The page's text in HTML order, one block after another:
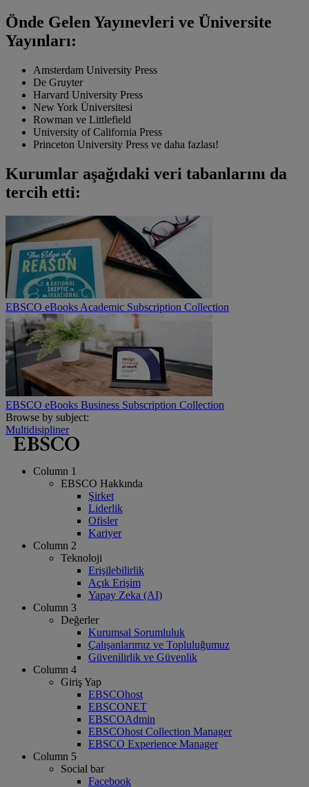
Önde Gelen Yayınevleri ve Üniversite
Yayınları:
Amsterdam University Press
De Gruyter
Harvard University Press
New York Üniversitesi
Rowman ve Littlefield
University of California Press
Princeton University Press ve daha fazlası!
Kurumlar aşağıdaki veri tabanlarını da
tercih etti:
EBSCO eBooks Academic Subscription Collection
EBSCO eBooks Business Subscription Collection
Browse by subject:
Multidisipliner
Column 1
EBSCO Hakkında
Şirket
Liderlik
Ofisler
Kariyer
Column 2
Teknoloji
Erişilebilirlik
Açık Erişim
Yapay Zeka (AI)
Column 3
Değerler
Kurumsal Sorumluluk
Çalışanlarımız ve Topluluğumuz
Güvenilirlik ve Güvenlik
Column 4
Giriş Yap
EBSCOhost
EBSCONET
EBSCOAdmin
EBSCOhost Collection Manager
EBSCO Experience Manager
Column 5
Social bar
Facebook